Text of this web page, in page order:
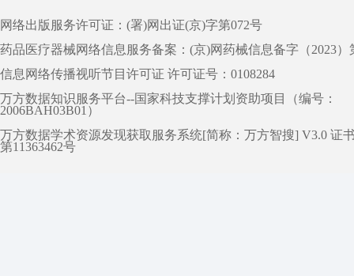
网络出版服务许可证：(署)网出证(京)字第072号
药品医疗器械网络信息服务备案：(京)网药械信息备字（2023）
信息网络传播视听节目许可证 许可证号：0108284
万方数据知识服务平台--国家科技支撑计划资助项目（编号：
2006BAH03B01）
万方数据学术资源发现获取服务系统[简称：万方智搜] V3.0 证
第11363462号